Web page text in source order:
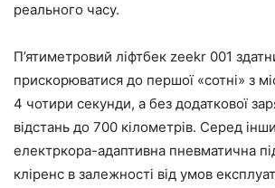
реального часу.
П’ятиметровий ліфтбек zeekr 001
прискорюватися до першої «сотні» з
4 чотири секунди, а без додаткової
відстань до 700 кілометрів. Серед
електркора-адаптивна пневматична
кліренс в залежності від умов